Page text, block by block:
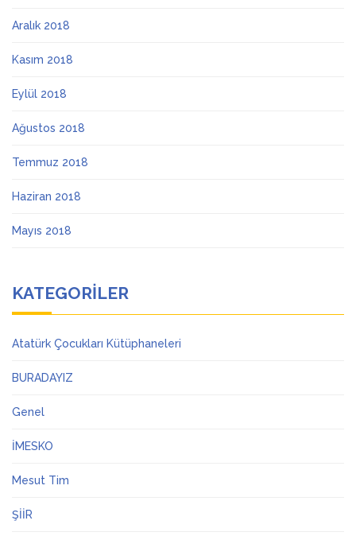
Aralık 2018
Kasım 2018
Eylül 2018
Ağustos 2018
Temmuz 2018
Haziran 2018
Mayıs 2018
KATEGORILER
Atatürk Çocukları Kütüphaneleri
BURADAYIZ
Genel
İMESKO
Mesut Tim
ŞİİR